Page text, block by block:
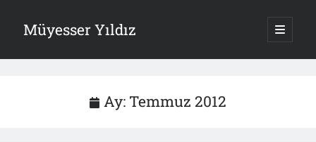
Müyesser Yıldız ana
Yan
Ay: Temmuz 2012